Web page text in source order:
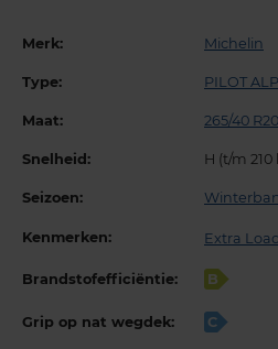
Merk: Michelin
Type: PILOT
Maat: 265/40
Snelheid: H (t/m
Seizoen:
Kenmerken: Extra Load
Brandstofefficiëntie: B
Grip op nat wegdek: C